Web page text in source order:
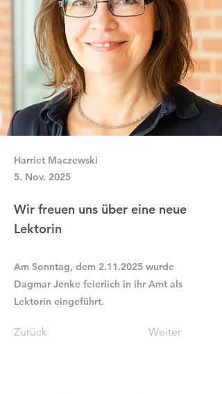
Harriet Maczewski
5. Nov. 2025
Wir freuen uns über eine neue
Lektorin
Am Sonntag, dem 2.11.2025 wurde
Dagmar Jenke feierlich in ihr Amt als
Lektorin eingeführt.
Zurück Weiter